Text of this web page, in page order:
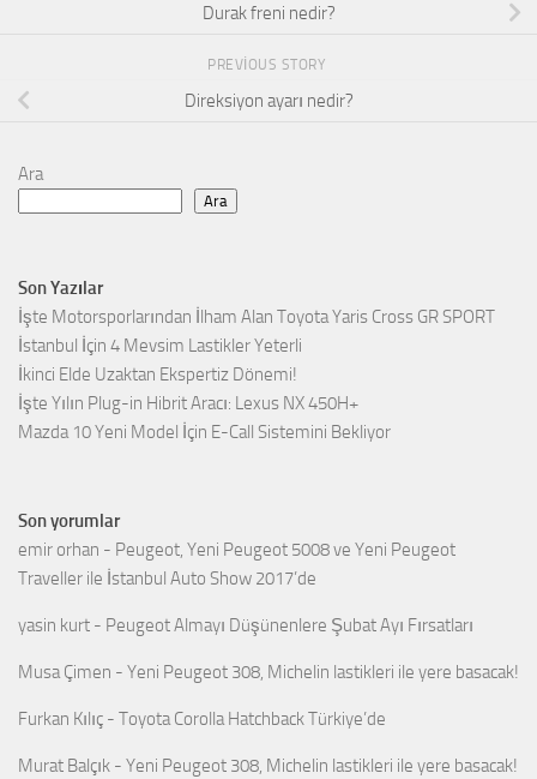
Durak freni nedir?
PREVIOUS STORY
Direksiyon ayarı nedir?
Ara
Ara
Son Yazılar
İşte Motorsporlarından İlham Alan Toyota Yaris Cross GR SPORT
İstanbul İçin 4 Mevsim Lastikler Yeterli
İkinci Elde Uzaktan Ekspertiz Dönemi!
İşte Yılın Plug-in Hibrit Aracı: Lexus NX 450H+
Mazda 10 Yeni Model İçin E-Call Sistemini Bekliyor
Son yorumlar
emir orhan - Peugeot, Yeni Peugeot 5008 ve Yeni Peugeot
Traveller ile İstanbul Auto Show 2017’de
yasin kurt - Peugeot Almayı Düşünenlere Şubat Ayı Fırsatları
Musa Çimen - Yeni Peugeot 308, Michelin lastikleri ile yere basacak!
Furkan Kılıç - Toyota Corolla Hatchback Türkiye’de
Murat Balçık - Yeni Peugeot 308, Michelin lastikleri ile yere basacak!